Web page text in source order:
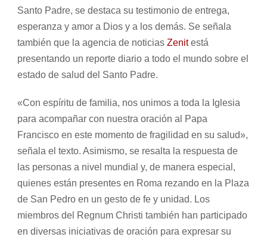
Santo Padre, se destaca su testimonio de entrega,
esperanza y amor a Dios y a los demás. Se señala
también que la agencia de noticias Zenitestá
presentando un reporte diario a todo el mundo sobre el
estado de salud del Santo Padre.
«Con espíritu de familia, nos unimos a toda la Iglesia
para acompañar con nuestra oración al Papa
Francisco en este momento de fragilidad en su salud»,
señala el texto. Asimismo, se resalta la respuesta de
las personas a nivel mundial y, de manera especial,
quienes están presentes en Roma rezando en la Plaza
de San Pedro en un gesto de fe y unidad. Los
miembros del Regnum Christi también han participado
en diversas iniciativas de oración para expresar su